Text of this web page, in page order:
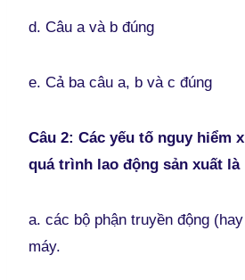
d. Câu a và b đúng
e. Cả ba câu a, b và c đúng
Câu 2: Các yếu tố nguy hiểm
quá trình lao động sản xuất là
a. các bộ phận truyền động
máy.